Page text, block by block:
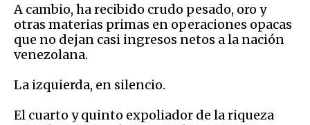
A cambio, ha recibido crudo pesado, oro y
otras materias primas en operaciones opacas
que no dejan casi ingresos netos a la nación
venezolana.
La izquierda, en silencio.
El cuarto y quinto expoliador de la riqueza